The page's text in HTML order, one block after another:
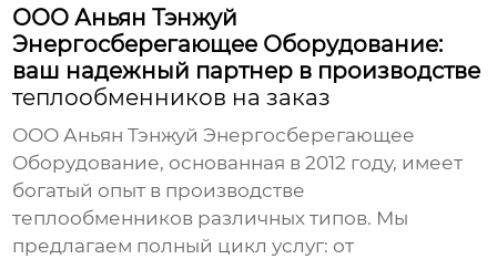
ООО Аньян Тэнжуй
Энергосберегающее Оборудование:
ваш надежный партнер в производстве
теплообменников на заказ
ООО Аньян Тэнжуй Энергосберегающее
Оборудование, основанная в 2012 году, имеет
богатый опыт в производстве
теплообменников различных типов. Мы
предлагаем полный цикл услуг: от